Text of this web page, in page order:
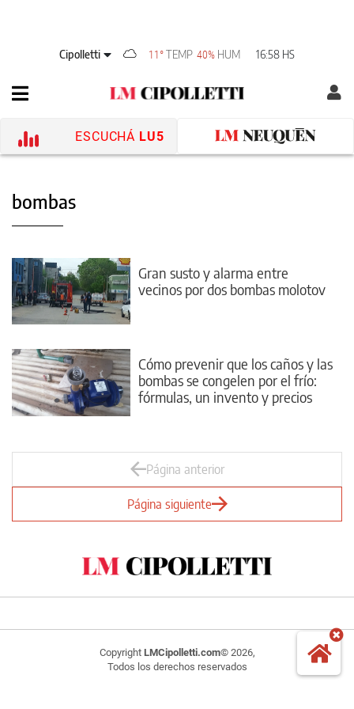
Cipolletti 11° TEMP 40% HUM 16:58 HS
ESCUCHÁ LU5
bombas
Gran susto y alarma entre
vecinos por dos bombas molotov
Cómo prevenir que los caños y las
bombas se congelen por el frío:
fórmulas, un invento y precios
Página anterior
Página siguiente
Copyright LMCipolletti.com© 2026,
Todos los derechos reservados